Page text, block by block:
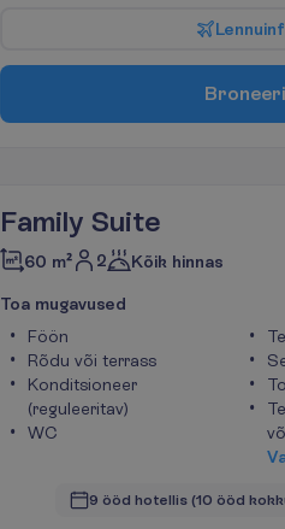
Lennuinf
Broneeri
Family Suite
60 m² 2 Kõik hinnas
Toa mugavused
Föön
Rõdu või terrass
Konditsioneer
(reguleeritav)
WC
V
9 ööd hotellis (10 ööd